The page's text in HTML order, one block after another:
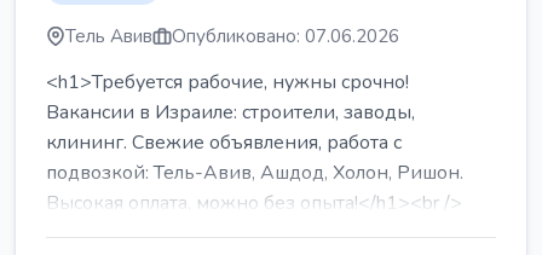
Тель Авив Опубликовано: 07.06.2026
<h1>Требуется рабочие, нужны срочно!
Вакансии в Израиле: строители, заводы,
клининг. Свежие объявления, работа с
подвозкой: Тель-Авив, Ашдод, Холон, Ришон.
Высокая оплата, можно без опыта!</h1><br />
...